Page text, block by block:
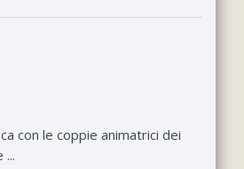
con le coppie animatrici dei